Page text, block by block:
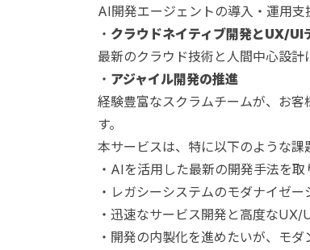
AI開発エージェントの導入・運用支
・ クラウドネイティブ開発とUX/UI
最新のクラウド技術と人間中心設計
・ アジャイル開発の推進
経験豊富なスクラムチームが、お
す。
本サービスは、特に以下のような課
・AIを活用した最新の開発手法を
・レガシーシステムのモダナイゼ
・迅速なサービス開発と高度な
・開発の内製化を進めたいが、モ